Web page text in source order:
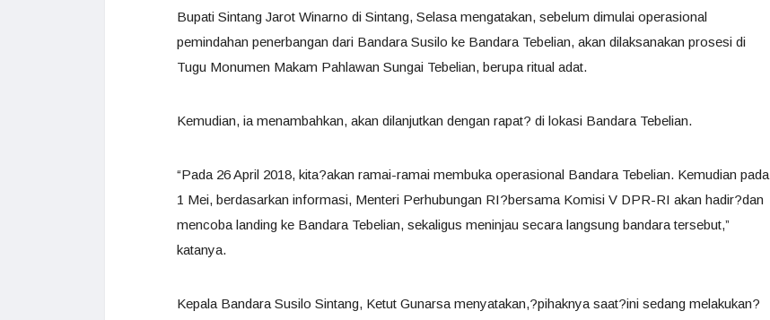
Bupati Sintang Jarot Winarno di Sintang, Selasa mengatakan, sebelum dimulai operasional
pemindahan penerbangan dari Bandara Susilo ke Bandara Tebelian, akan dilaksanakan prosesi di
Tugu Monumen Makam Pahlawan Sungai Tebelian, berupa ritual adat.
Kemudian, ia menambahkan, akan dilanjutkan dengan rapat? di lokasi Bandara Tebelian.
“Pada 26 April 2018, kita?akan ramai-ramai membuka operasional Bandara Tebelian. Kemudian pada
1 Mei, berdasarkan informasi, Menteri Perhubungan RI?bersama Komisi V DPR-RI akan hadir?dan
mencoba landing ke Bandara Tebelian, sekaligus meninjau secara langsung bandara tersebut,”
katanya.
Kepala Bandara Susilo Sintang, Ketut Gunarsa menyatakan,?pihaknya saat?ini sedang melakukan?